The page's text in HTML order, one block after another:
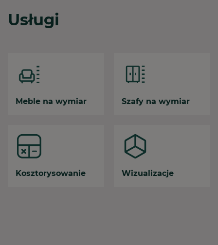
Usługi
Meble na wymiar Szafy na wymiar
Kosztorysowanie Wizualizacje